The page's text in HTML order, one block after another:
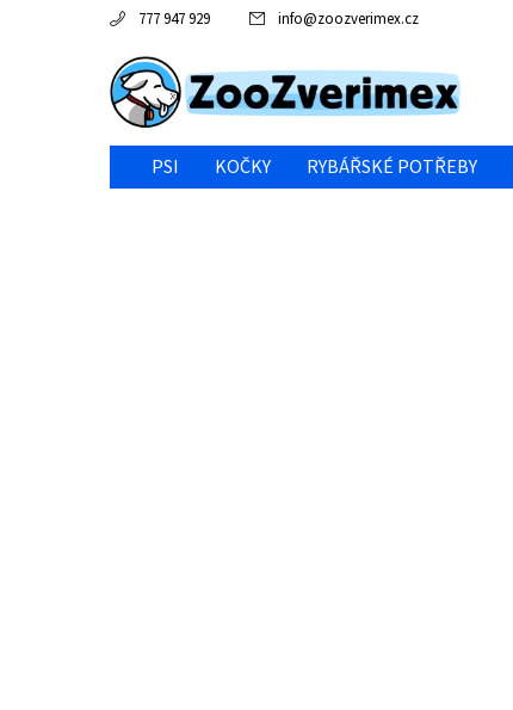
777 947 929 info@zoozverimex.cz
PSI KOČKY RYBÁŘSKÉ POTŘEBY